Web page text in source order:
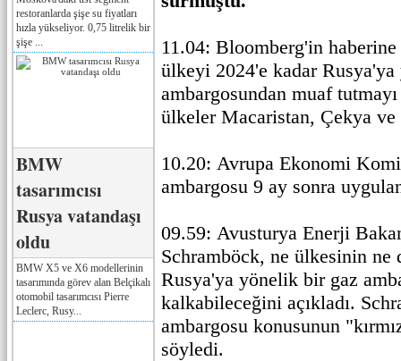
restoranlarda şişe su fiyatları
hızla yükseliyor. 0,75 litrelik bir
şişe ...
BMW
tasarımcısı
Rusya vatandaşı
oldu
BMW X5 ve X6 modellerinin
tasarımında görev alan Belçikalı
otomobil tasarımcısı Pierre
Leclerc, Rusy...
11.04: Bloomberg'in
ülkeyi 2024'e kadar
ambargosundan muaf
ülkeler Macaristan, Çekya
10.20: Avrupa Ekonomi
ambargosu 9 ay sonra
09.59: Avusturya Enerji
Schramböck, ne ülkesinin ne
Rusya'ya yönelik bir gaz
kalkabileceğini açıkladı.
ambargosu konusunun
söyledi.